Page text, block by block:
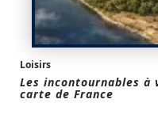
Loisirs
Les incontournables
carte de France